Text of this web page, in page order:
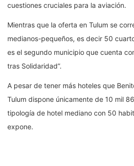
cuestiones cruciales para la aviación.
Mientras que la oferta en Tulum se
medianos-pequeños, es decir 50
es el segundo municipio que cuenta
tras Solidaridad”.
A pesar de tener más hoteles que
Tulum dispone únicamente de 10 mil
tipología de hotel mediano con 50
expone.